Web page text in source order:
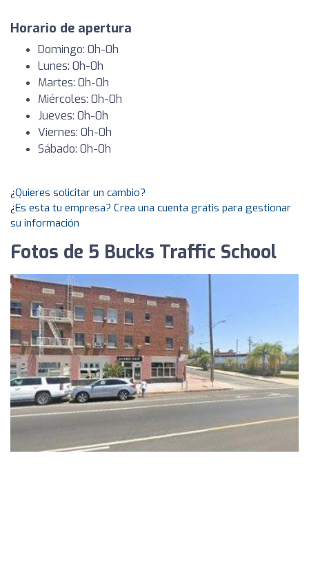
Horario de apertura
Domingo: 0h-0h
Lunes: 0h-0h
Martes: 0h-0h
Miércoles: 0h-0h
Jueves: 0h-0h
Viernes: 0h-0h
Sábado: 0h-0h
¿Quieres solicitar un cambio?
¿Es esta tu empresa? Crea una cuenta gratis para gestionar
su información
Fotos de 5 Bucks Traffic School